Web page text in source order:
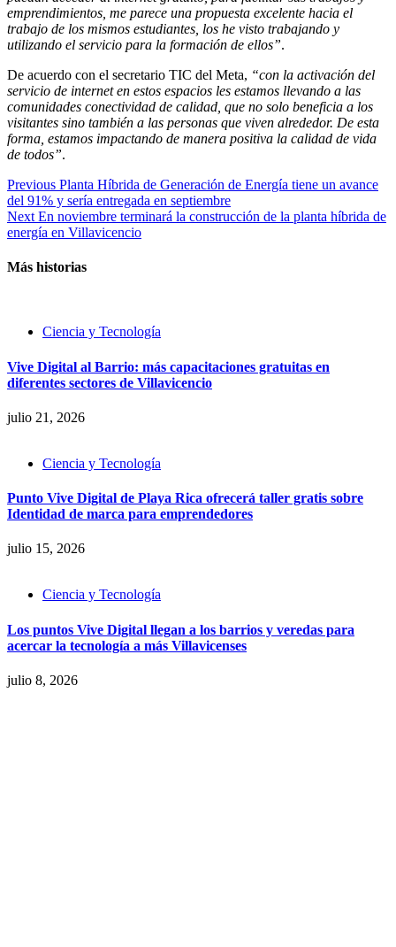
emprendimientos, me parece una propuesta excelente hacia el
trabajo de los mismos estudiantes, los he visto trabajando y
utilizando el servicio para la formación de ellos”.
De acuerdo con el secretario TIC del Meta, “con la activación del
servicio de internet en estos espacios les estamos llevando a las
comunidades conectividad de calidad, que no solo beneficia a los
visitantes sino también a las personas que viven alrededor. De esta
forma, estamos impactando de manera positiva la calidad de vida
de todos”.
Continue
Reading
Previous Planta Híbrida de Generación de Energía tiene un avance
del 91% y sería entregada en septiembre
Next En noviembre terminará la construcción de la planta híbrida de
energía en Villavicencio
Más historias
Ciencia y Tecnología
Vive Digital al Barrio: más capacitaciones gratuitas en
diferentes sectores de Villavicencio
julio 21, 2026
Ciencia y Tecnología
Punto Vive Digital de Playa Rica ofrecerá taller gratis sobre
Identidad de marca para emprendedores
julio 15, 2026
Ciencia y Tecnología
Los puntos Vive Digital llegan a los barrios y veredas para
acercar la tecnología a más Villavicenses
julio 8, 2026